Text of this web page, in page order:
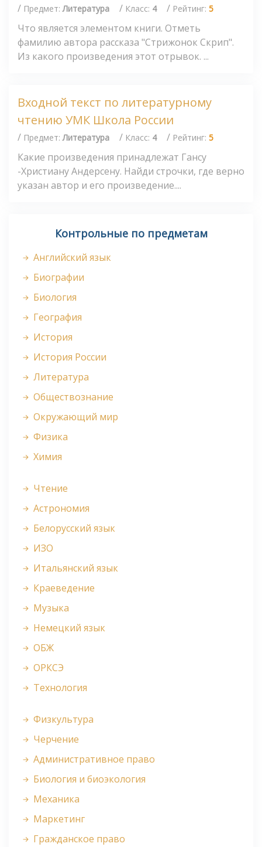
/ Предмет:Литература / Класс: 4 / Рейтинг: 5
Что является элементом книги. Отметь
фамилию автора рассказа "Стрижонок Скрип".
Из какого произведения этот отрывок. ...
Входной текст по литературному
чтению УМК Школа России
/ Предмет:Литература / Класс: 4 / Рейтинг: 5
Какие произведения принадлежат Гансу
-Христиану Андерсену. Найди строчки, где верно
указан автор и его произведение....
Контрольные по предметам
Английский язык
Биографии
Биология
География
История
История России
Литература
Обществознание
Окружающий мир
Физика
Химия
Чтение
Астрономия
Белорусский язык
ИЗО
Итальянский язык
Краеведение
Музыка
Немецкий язык
ОБЖ
ОРКСЭ
Технология
Физкультура
Черчение
Административное право
Биология и биоэкология
Механика
Маркетинг
Гражданское право